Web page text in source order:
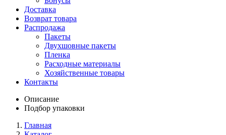
Доставка
Возврат товара
Распродажа
Пакеты
Двухшовные пакеты
Пленка
Расходные материалы
Хозяйственные товары
Контакты
Описание
Подбор упаковки
Главная